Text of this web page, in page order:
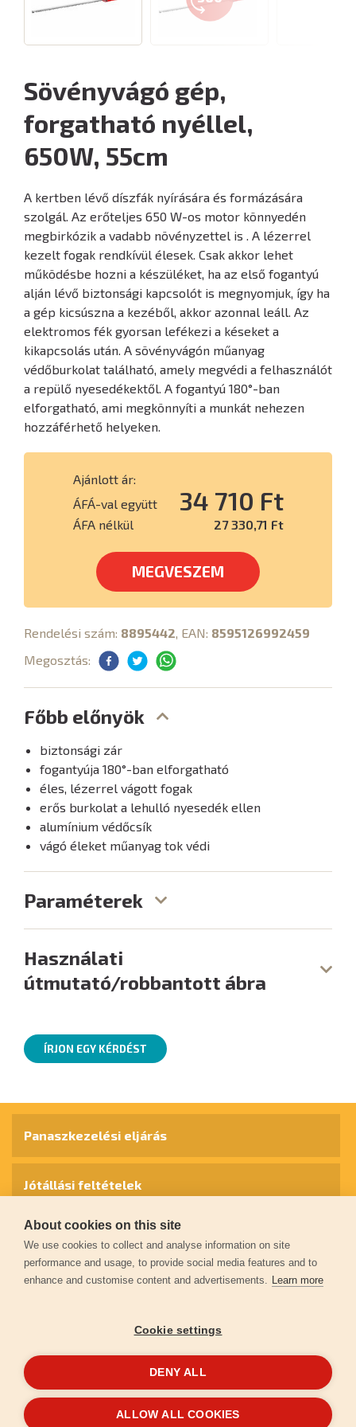
Sövényvágó gép,
forgatható nyéllel,
650W, 55cm
A kertben lévő díszfák nyírására és formázására
szolgál. Az erőteljes 650 W-os motor könnyedén
megbirkózik a vadabb növényzettel is . A lézerrel
kezelt fogak rendkívül élesek. Csak akkor lehet
működésbe hozni a készüléket, ha az első fogantyú
alján lévő biztonsági kapcsolót is megnyomjuk, így ha
a gép kicsúszna a kezéből, akkor azonnal leáll. Az
elektromos fék gyorsan lefékezi a késeket a
kikapcsolás után. A sövényvágón műanyag
védőburkolat található, amely megvédi a felhasználót
a repülő nyesedékektől. A fogantyú 180°-ban
elforgatható, ami megkönnyíti a munkát nehezen
hozzáférhető helyeken.
Ajánlott ár:
ÁFÁ-val együtt
34 710 Ft
ÁFA nélkül 27 330,71 Ft
MEGVESZEM
Rendelési szám: 8895442, EAN: 8595126992459
Megosztás:
Főbb előnyök
biztonsági zár
fogantyúja 180°-ban elforgatható
éles, lézerrel vágott fogak
erős burkolat a lehulló nyesedék ellen
alumínium védőcsík
vágó éleket műanyag tok védi
Paraméterek
Használati
útmutató/robbantott ábra
ÍRJON EGY KÉRDÉST
© 2026extol.hu- Minden jog fenntartva
Panaszkezelési eljárás
Jótállási feltételek
Személyes adatok védelme
Kapcsolat
Garancia regisztráció
About cookies on this site
We use cookies to collect and analyse information on site
performance and usage, to provide social media features and to
enhance and customise content and advertisements. Learn more
Cookie settings
DENY ALL
ALLOW ALL COOKIES